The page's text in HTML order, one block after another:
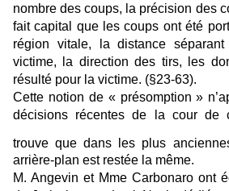
nombre des coups, la précision des
fait capital que les coups ont été
région vitale, la distance
victime, la direction des tirs, les
résulté pour la victime. (§23-63).
Cette notion de « présomption »
décisions récentes de la cour de
trouve que dans les plus
arrière-plan est restée la même.
M. Angevin et Mme Carbonaro ont